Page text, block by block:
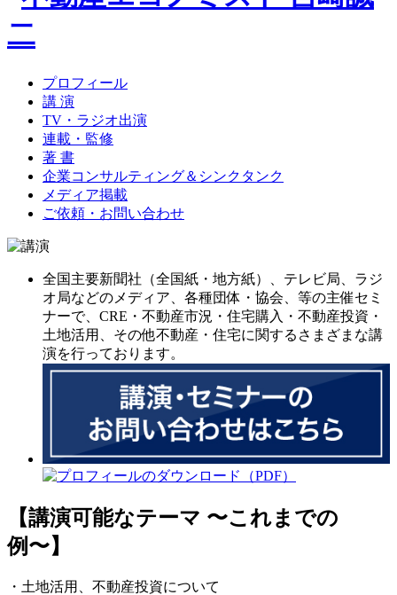
プロフィール
講 演
TV・ラジオ出演
連載・監修
著 書
企業コンサルティング＆シンクタンク
メディア掲載
ご依頼・お問い合わせ
全国主要新聞社（全国紙・地方紙）、テレビ局、ラジ
オ局などのメディア、各種団体・協会、等の主催セミ
ナーで、CRE・不動産市況・住宅購入・不動産投資・
土地活用、その他不動産・住宅に関するさまざまな講
演を行っております。
【講演可能なテーマ 〜これまでの
例〜】
・土地活用、不動産投資について